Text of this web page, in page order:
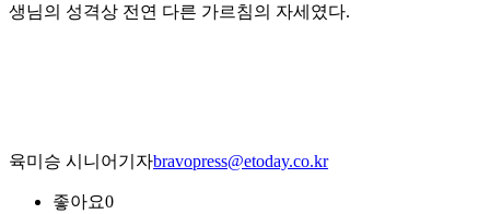
생님의 성격상 전연 다른 가르침의 자세였다.
육미승 시니어기자bravopress@etoday.co.kr
좋아요0